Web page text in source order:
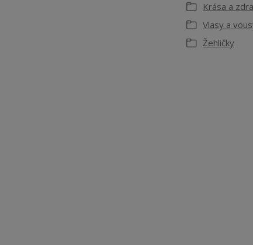
Krása a
Vlasy a
Žehličky